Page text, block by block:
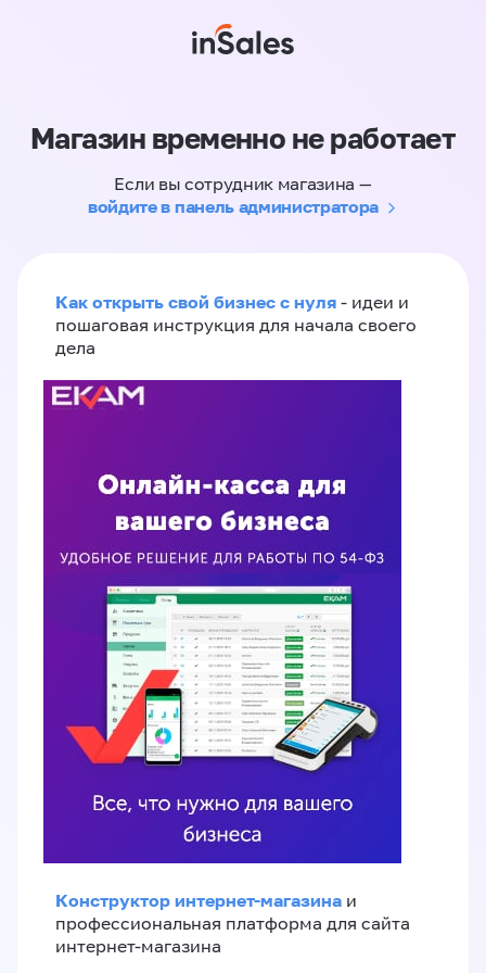
Магазин временно не работает
Если вы сотрудник магазина —
войдите в панель администратора
Как открыть свой бизнес с нуля - идеи и
пошаговая инструкция для начала своего
дела
Конструктор интернет-магазина и
профессиональная платформа для сайта
интернет-магазина